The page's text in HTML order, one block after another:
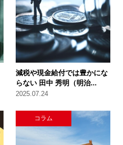
減税や現金給付では豊かにな
らない 田中 秀明（明治...
2025.07.24
コラム